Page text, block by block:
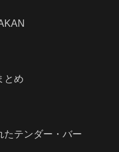
とめ
たテンダー・バー